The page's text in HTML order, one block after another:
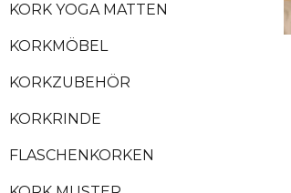
KORK YOGA MATTEN
KORKMÖBEL
KORKZUBEHÖR
KORKRINDE
FLASCHENKORKEN